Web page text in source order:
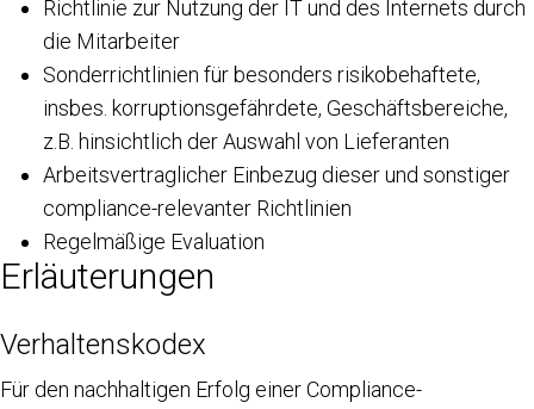
Richtlinie zur Nutzung der IT und des Internets durch
die Mitarbeiter
Sonderrichtlinien für besonders risikobehaftete,
insbes. korruptionsgefährdete, Geschäftsbereiche,
z.B. hinsichtlich der Auswahl von Lieferanten
Arbeitsvertraglicher Einbezug dieser und sonstiger
compliance-relevanter Richtlinien
Regelmäßige Evaluation
Erläuterungen
Verhaltenskodex
Für den nachhaltigen Erfolg einer Compliance-